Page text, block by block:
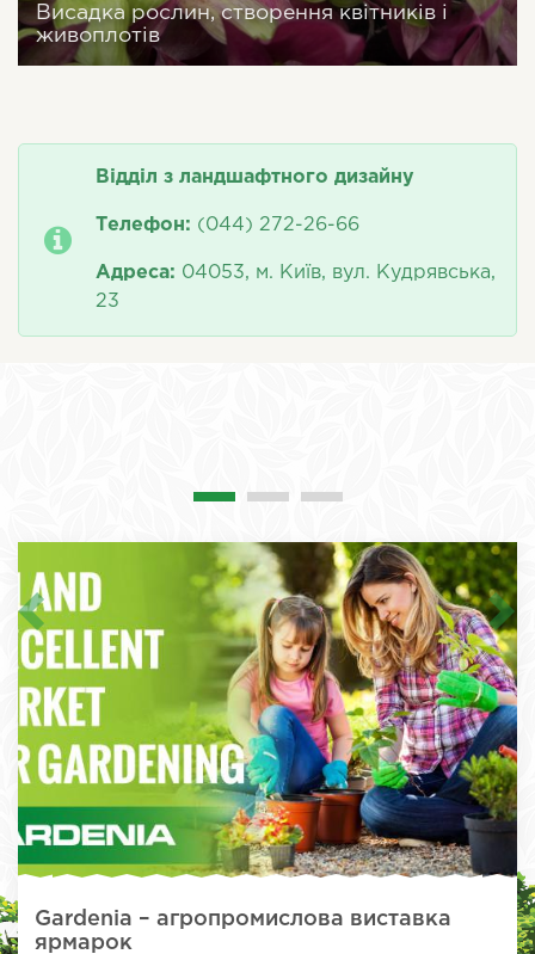
Висадка рослин, створення квітників і
живоплотів
Відділ з ландшафтного дизайну
Телефон: (044) 272-26-66
Адреса: 04053, м. Київ, вул. Кудрявська,
23
Gardenia – агропромислова виставка
ярмарок